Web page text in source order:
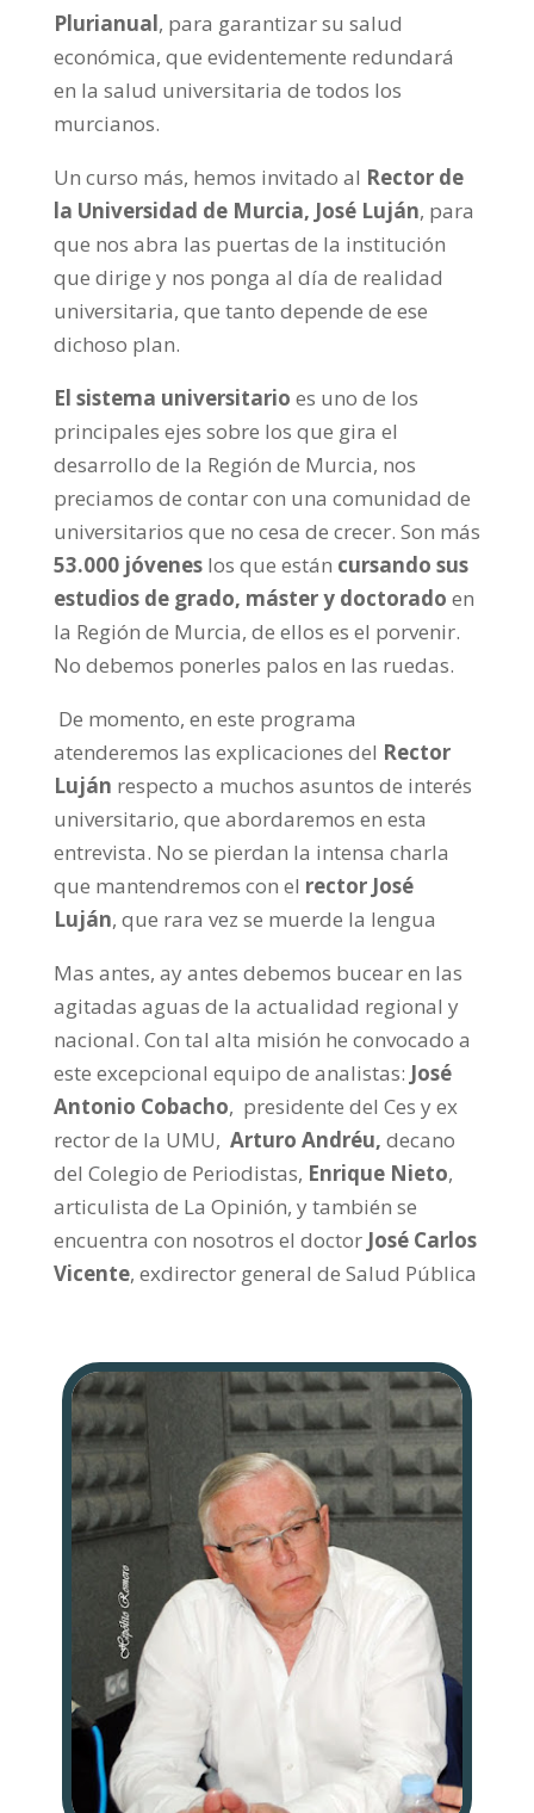
Plurianual, para garantizar su salud
económica, que evidentemente redundará
en la salud universitaria de todos los
murcianos.
Un curso más, hemos invitado al Rector de
la Universidad de Murcia, José Luján, para
que nos abra las puertas de la institución
que dirige y nos ponga al día de realidad
universitaria, que tanto depende de ese
dichoso plan.
El sistema universitario es uno de los
principales ejes sobre los que gira el
desarrollo de la Región de Murcia, nos
preciamos de contar con una comunidad de
universitarios que no cesa de crecer. Son más
53.000 jóveneslos que están cursando sus
estudios de grado, máster y doctorado en
la Región de Murcia, de ellos es el porvenir.
No debemos ponerles palos en las ruedas.
De momento, en este programa
atenderemos las explicaciones del Rector
Luján respecto a muchos asuntos de interés
universitario, que abordaremos en esta
entrevista. No se pierdan la intensa charla
que mantendremos con el rector José
Luján, que rara vez se muerde la lengua
Mas antes, ay antes debemos bucear en las
agitadas aguas de la actualidad regional y
nacional. Con tal alta misión he convocado a
este excepcional equipo de analistas: José
Antonio Cobacho, presidente del Ces y ex
rector de la UMU, Arturo Andréu, decano
del Colegio de Periodistas, Enrique Nieto,
articulista de La Opinión, y también se
encuentra con nosotros el doctor José Carlos
Vicente, exdirector general de Salud Pública